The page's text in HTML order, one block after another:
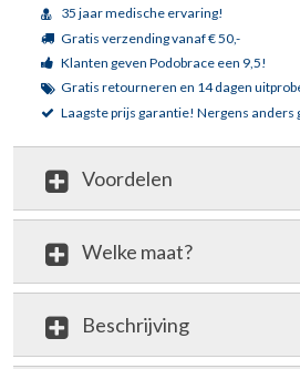
35 jaar medische ervaring!
Gratis verzending vanaf € 50,-
Klanten geven Podobrace een 9,5!
Gratis retourneren en 14 dagen
Laagste prijs garantie! Nergens anders
Voordelen
Welke maat?
Beschrijving